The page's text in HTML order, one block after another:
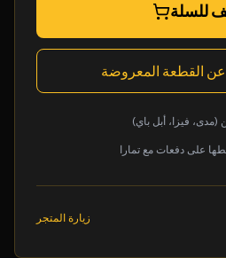
للسلة
القطعة المعروضة
(مدى، فيزا، أبل باي)
على دفعات مع تمارا
زيارة المتجر